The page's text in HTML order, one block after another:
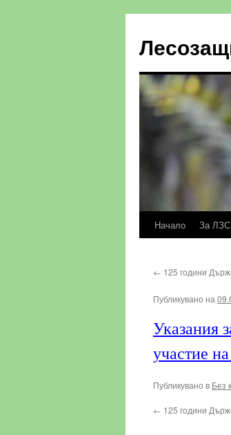
Начало За
← 125 години
Публикувано на
Указания
участие
Публикувано в Без
← 125 години